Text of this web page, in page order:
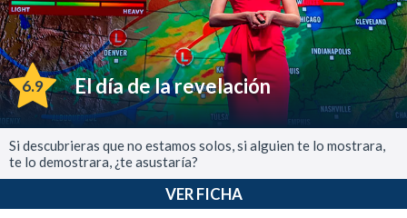
6.9 El día de la revelación
Si descubrieras que no estamos solos, si alguien te lo mostrara,
te lo demostrara, ¿te asustaría?
VER FICHA